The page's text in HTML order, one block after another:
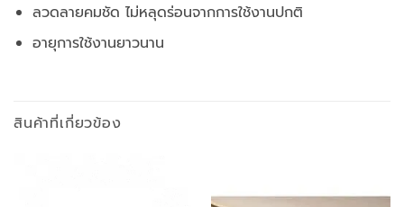
ลวดลายคมชัด ไม่หลุดร่อนจากการใช้งานปกติ
อายุการใช้งานยาวนาน
สินค้าที่เกี่ยวข้อง